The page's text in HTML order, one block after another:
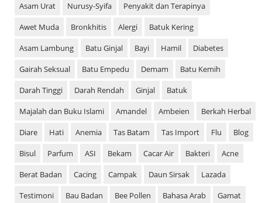
Asam Urat
Nurusy-Syifa
Penyakit dan Terapinya
Awet Muda
Bronkhitis Alergi
Batuk Kering
Asam Lambung
Batu Ginjal Bayi Hamil
Diabetes
Gairah Seksual
Batu Empedu Demam
Batu Kemih
Darah Tinggi
Darah Rendah Ginjal
Batuk
Majalah dan Buku Islami
Amandel Ambeien
Berkah Herbal
Diare
Hati Anemia Tas Batam Tas Import Flu
Blog
Bisul
Parfum ASI Bekam Cacar Air Bakteri
Acne
Berat Badan
Cacing Campak Daun Sirsak
Lazada
Testimoni
Bau Badan Bee Pollen Bahasa Arab
Gamat